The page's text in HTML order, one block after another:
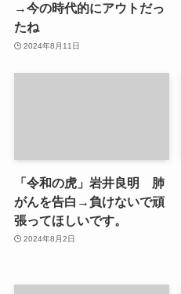
→今の時代的にアウトだっ
たね
2024年8月11日
「令和の虎」岩井良明 肺
がんを告白→負けないで頑
張ってほしいです。
2024年8月2日